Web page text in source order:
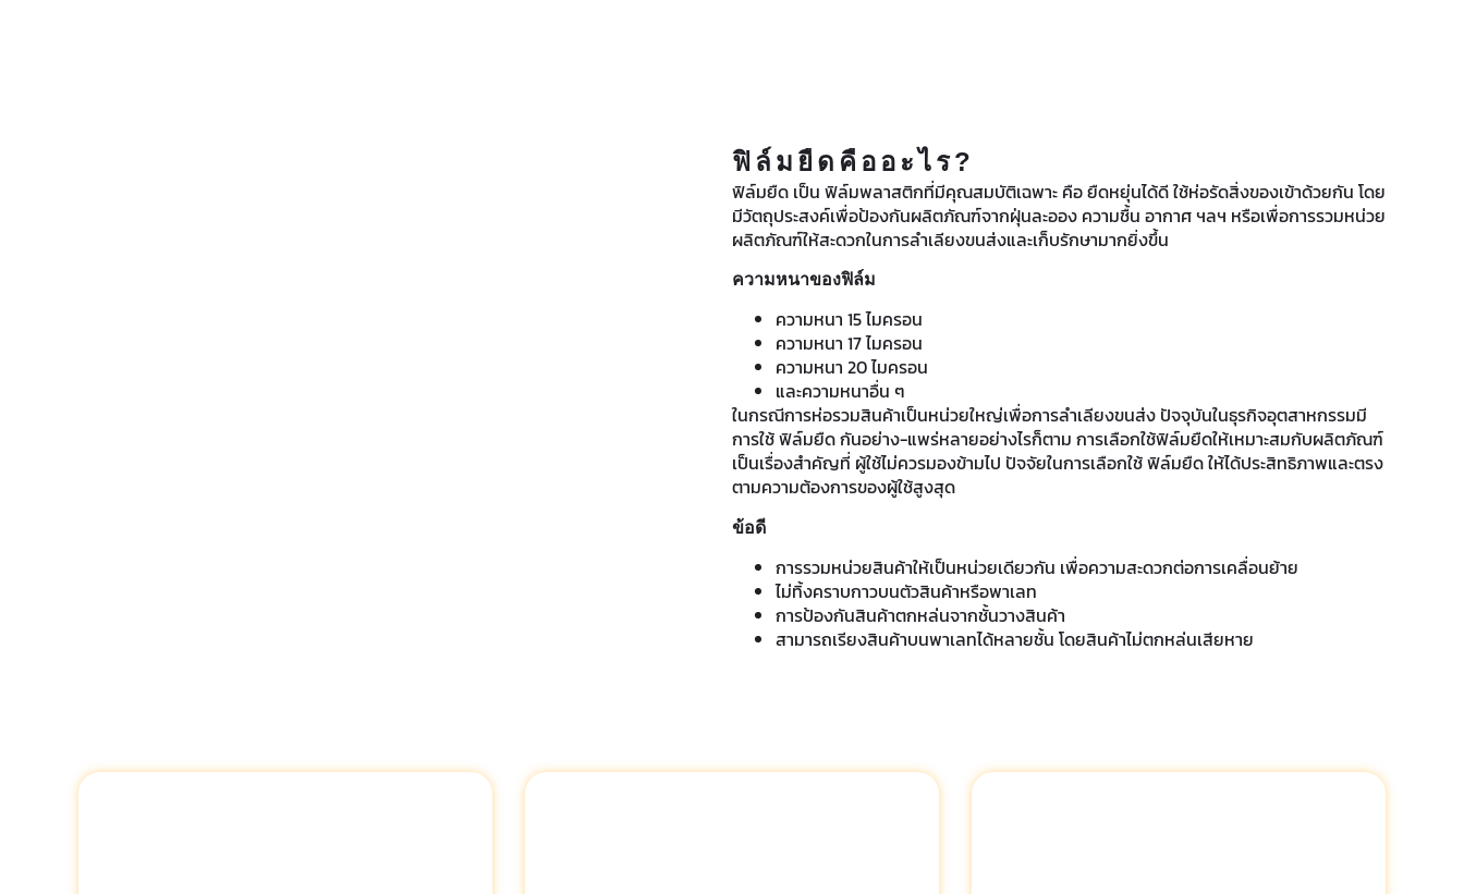
ฟิล์มยืดคืออะไร?
ฟิล์มยืด เป็น ฟิล์มพลาสติกที่มีคุณสมบัติเฉพาะ คือ ยืดหยุ่นได้ดี ใช้ห่อรัดสิ่งของเข้าด้วยกัน โดย
มีวัตถุประสงค์เพื่อป้องกันผลิตภัณฑ์จากฝุ่นละออง ความชื้น อากาศ ฯลฯ หรือเพื่อการรวมหน่วย
ผลิตภัณฑ์ให้สะดวกในการลำเลียงขนส่งและเก็บรักษามากยิ่งขึ้น
ความหนาของฟิล์ม
ความหนา 15 ไมครอน
ความหนา 17 ไมครอน
ความหนา 20 ไมครอน
และความหนาอื่น ๆ
ในกรณีการห่อรวมสินค้าเป็นหน่วยใหญ่เพื่อการลำเลียงขนส่ง ปัจจุบันในธุรกิจอุตสาหกรรมมี
การใช้ ฟิล์มยืด กันอย่าง-แพร่หลายอย่างไรก็ตาม การเลือกใช้ฟิล์มยืดให้เหมาะสมกับผลิตภัณฑ์
เป็นเรื่องสำคัญที่ ผู้ใช้ไม่ควรมองข้ามไป ปัจจัยในการเลือกใช้ ฟิล์มยืด ให้ได้ประสิทธิภาพและตรง
ตามความต้องการของผู้ใช้สูงสุด
ข้อดี
การรวมหน่วยสินค้าให้เป็นหน่วยเดียวกัน เพื่อความสะดวกต่อการเคลื่อนย้าย
ไม่ทิ้งคราบกาวบนตัวสินค้าหรือพาเลท
การป้องกันสินค้าตกหล่นจากชั้นวางสินค้า
สามารถเรียงสินค้าบนพาเลทได้หลายชั้น โดยสินค้าไม่ตกหล่นเสียหาย